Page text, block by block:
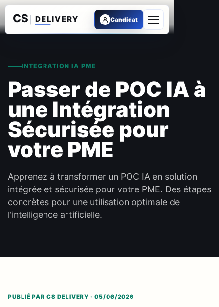
Candidat
Ouvrir le menu
INTEGRATION IA PME
Passer de POC IA à
une Intégration
Sécurisée pour
votre PME
Apprenez à transformer un POC IA en solution
intégrée et sécurisée pour votre PME. Des étapes
concrètes pour une utilisation optimale de
l'intelligence artificielle.
PUBLIÉ PAR CS DELIVERY · 05/06/2026